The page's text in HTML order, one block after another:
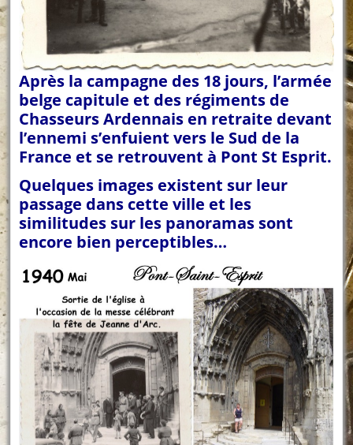
Après la campagne des 18 jours, l’armée
belge capitule et des régiments de
Chasseurs Ardennais en retraite devant
l’ennemi s’enfuient vers le Sud de la
France et se retrouvent à Pont St Esprit.
Quelques images existent sur leur
passage dans cette ville et les
similitudes sur les panoramas sont
encore bien perceptibles…